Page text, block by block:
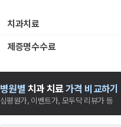
치과치료
제증명수수료
병원별 치과치료가격 비교하기
심평원가, 이벤트가, 모두닥 리뷰가 등